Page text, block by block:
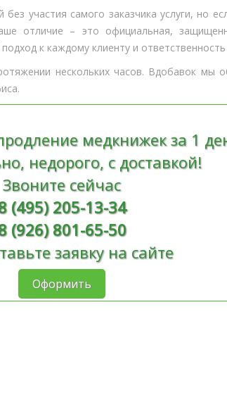
участия самого заказчика услуги, но
отличие – это официальная,
к каждому клиенту и
нескольких часов. Вдобавок мы
медкнижек за 1
недорого, с доставкой!
Звоните сейчас
(495) 205-13-34
(926) 801-65-50
заявку на сайте
Оформить